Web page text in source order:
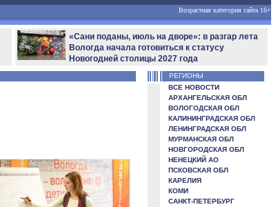
Возрастная категория сайта 16+
«Сани поданы, июль на дворе»: в разгар лета
Вологда начала готовиться к статусу
Новогодней столицы 2027 года
РЕГИОНЫ
ВСЕ НОВОСТИ
АРХАНГЕЛЬСКАЯ ОБЛ
ВОЛОГОДСКАЯ ОБЛ
КАЛИНИНГРАДСКАЯ ОБЛ
ЛЕНИНГРАДСКАЯ ОБЛ
МУРМАНСКАЯ ОБЛ
НОВГОРОДСКАЯ ОБЛ
НЕНЕЦКИЙ АО
ПСКОВСКАЯ ОБЛ
КАРЕЛИЯ
КОМИ
САНКТ-ПЕТЕРБУРГ